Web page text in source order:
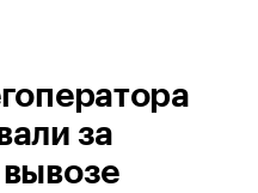
за